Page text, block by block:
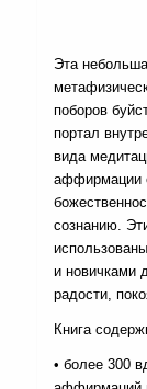
Эта
поборов
портал
вида
аффирмации
сознанию.
и новичками
радости,
Книга
• более 300